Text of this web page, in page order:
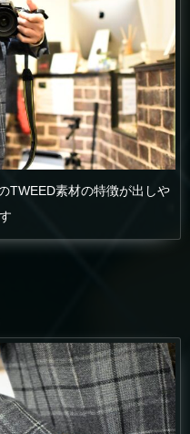
TWEED素材の特徴が出しや